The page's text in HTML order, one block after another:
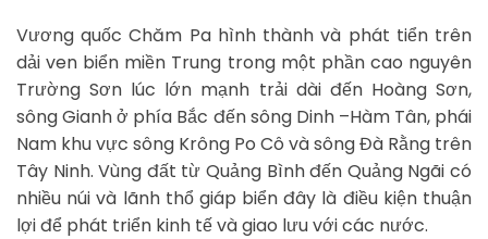
Vương quốc Chăm Pa hình thành và phát tiển trên
dải ven biển miền Trung trong một phần cao nguyên
Trường Sơn lúc lớn mạnh trải dài đến Hoàng Sơn,
sông Gianh ở phía Bắc đến sông Dinh –Hàm Tân, phái
Nam khu vực sông Krông Po Cô và sông Đà Rằng trên
Tây Ninh. Vùng đất từ Quảng Bình đến Quảng Ngãi có
nhiều núi và lãnh thổ giáp biển đây là điều kiện thuận
lợi để phát triển kinh tế và giao lưu với các nước.